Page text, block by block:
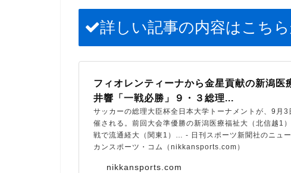
詳しい記事の内容はこち
nikkansports.com
フィオレンティーナから金星貢献の新潟医
井響「一戦必勝」９・３総理...
サッカーの総理大臣杯全日本大学トーナメントが、9月3
催される。前回大会準優勝の新潟医療福祉大（北信越1
戦で流通経大（関東1）… - 日刊スポーツ新聞社のニュ
カンスポーツ・コム（nikkansports.com）